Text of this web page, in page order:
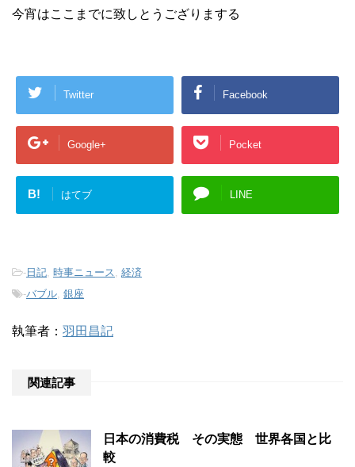
今宵はここまでに致しとうござりまする
Twitter Facebook
Google+ Pocket
B! はてブ LINE
-日記 時事ニュース
経済
-バブル 銀座
執筆者： 羽田昌記
関連記事
日本の消費税 その実態 世界各国と比
較